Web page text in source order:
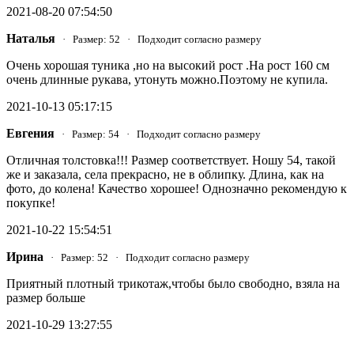
2021-08-20 07:54:50
Наталья · Размер: 52 · Подходит согласно размеру
Очень хорошая туника ,но на высокий рост .На рост 160 см
очень длинные рукава, утонуть можно.Поэтому не купила.
2021-10-13 05:17:15
Евгения · Размер: 54 · Подходит согласно размеру
Отличная толстовка!!! Размер соответствует. Ношу 54, такой
же и заказала, села прекрасно, не в облипку. Длина, как на
фото, до колена! Качество хорошее! Однозначно рекомендую к
покупке!
2021-10-22 15:54:51
Ирина · Размер: 52 · Подходит согласно размеру
Приятный плотный трикотаж,чтобы было свободно, взяла на
размер больше
2021-10-29 13:27:55